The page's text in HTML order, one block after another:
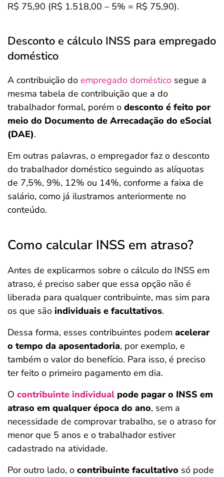
R$ 75,90 (R$ 1.518,00 – 5% = R$ 75,90).
Desconto e cálculo INSS para empregado
doméstico
A contribuição do empregado doméstico segue a
mesma tabela de contribuição que a do
trabalhador formal, porém o desconto é feito por
meio do Documento de Arrecadação do eSocial
(DAE).
Em outras palavras, o empregador faz o desconto
do trabalhador doméstico seguindo as alíquotas
de 7,5%, 9%, 12% ou 14%, conforme a faixa de
salário, como já ilustramos anteriormente no
conteúdo.
Como calcular INSS em atraso?
Antes de explicarmos sobre o cálculo do INSS em
atraso, é preciso saber que essa opção não é
liberada para qualquer contribuinte, mas sim para
os que são individuais e facultativos.
Dessa forma, esses contribuintes podem acelerar
o tempo da aposentadoria, por exemplo, e
também o valor do benefício. Para isso, é preciso
ter feito o primeiro pagamento em dia.
O contribuinte individual pode pagar o INSS em
atraso em qualquer época do ano, sem a
necessidade de comprovar trabalho, se o atraso for
menor que 5 anos e o trabalhador estiver
cadastrado na atividade.
Por outro lado, o contribuinte facultativo só pode